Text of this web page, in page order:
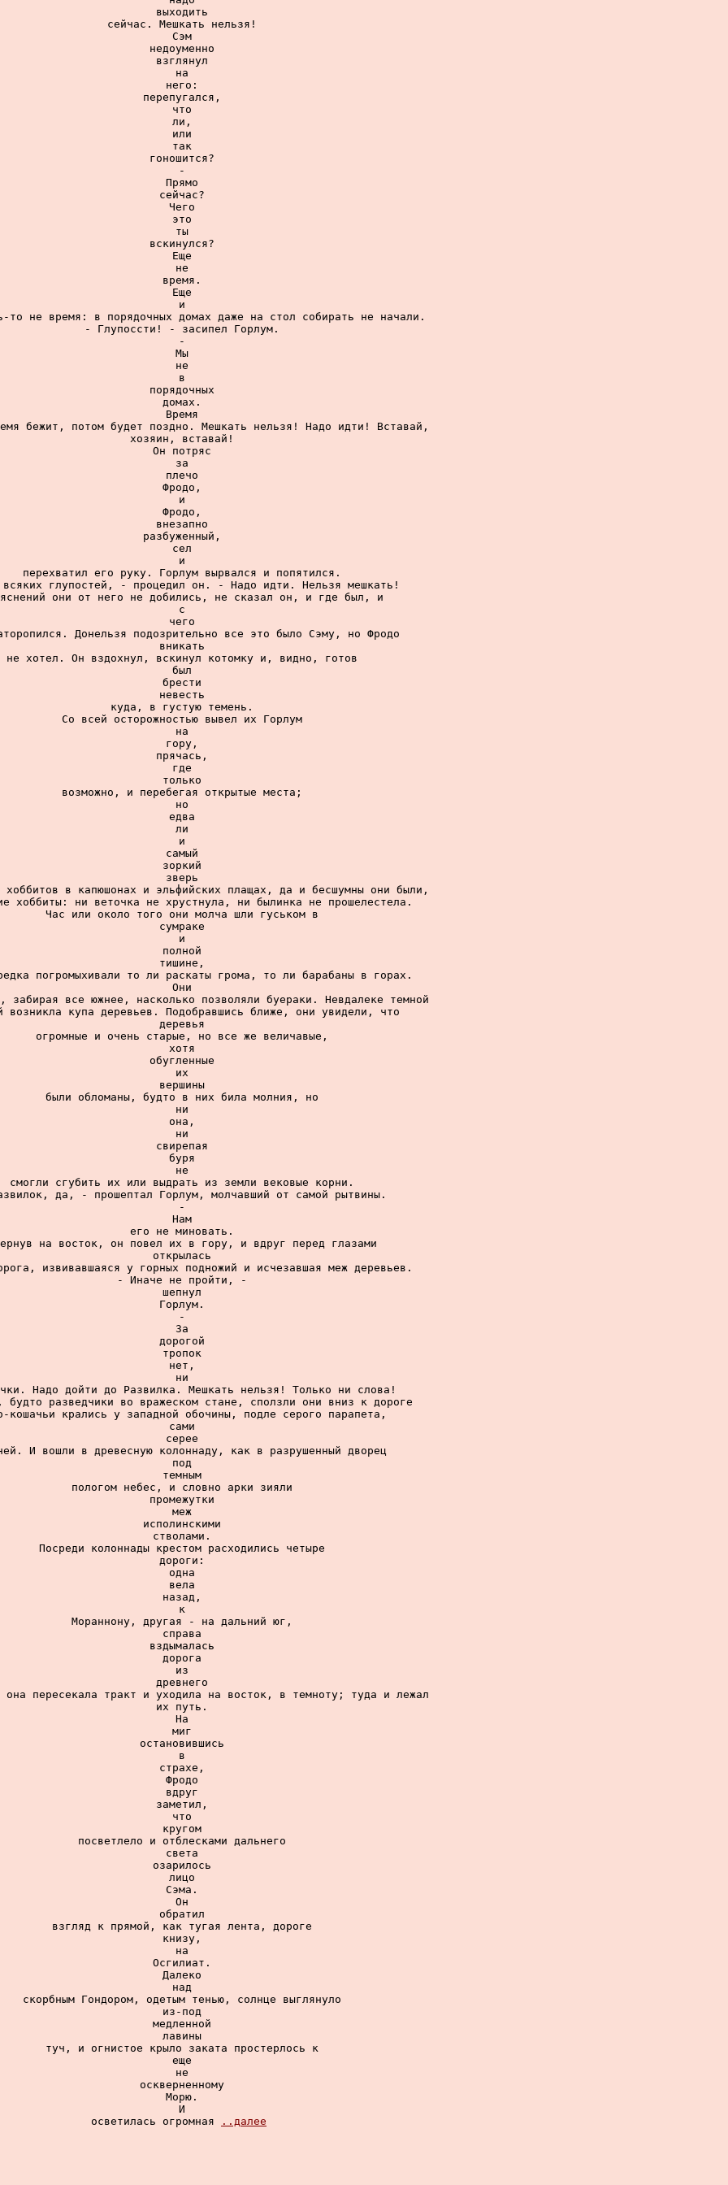
выходить
сейчас. Мешкать нельзя!
Сэм
недоуменно
взглянул
на
него:
перепугался,
что
ли,
или
так
гоношится?
-
Прямо
сейчас?
Чего
это
ты
вскинулся?
Еще
не
время.
Еще
и
то не время: в порядочных домах даже на стол собирать не начали.
- Глупоссти! - засипел Горлум.
-
Мы
не
в
порядочных
домах.
Время
бежит, потом будет поздно. Мешкать нельзя! Надо идти! Вставай,
хозяин, вставай!
Он потряс
за
плечо
Фродо,
и
Фродо,
внезапно
разбуженный,
сел
и
перехватил его руку. Горлум вырвался и попятился.
глупостей, - процедил он. - Надо идти. Нельзя мешкать!
они от него не добились, не сказал он, и где был, и
с
чего
Донельзя подозрительно все это было Сэму, но Фродо
вникать
не хотел. Он вздохнул, вскинул котомку и, видно, готов
был
брести
невесть
куда, в густую темень.
Со всей осторожностью вывел их Горлум
на
гору,
прячась,
где
только
возможно, и перебегая открытые места;
но
едва
ли
и
самый
зоркий
зверь
хоббитов в капюшонах и эльфийских плащах, да и бесшумны они были,
хоббиты: ни веточка не хрустнула, ни былинка не прошелестела.
Час или около того они молча шли гуськом в
сумраке
и
полной
тишине,
погромыхивали то ли раскаты грома, то ли барабаны в горах.
Они
забирая все южнее, насколько позволяли буераки. Невдалеке темной
возникла купа деревьев. Подобравшись ближе, они увидели, что
деревья
огромные и очень старые, но все же величавые,
хотя
обугленные
их
вершины
были обломаны, будто в них била молния, но
ни
она,
ни
свирепая
буря
не
смогли сгубить их или выдрать из земли вековые корни.
да, - прошептал Горлум, молчавший от самой рытвины.
-
Нам
его не миновать.
на восток, он повел их в гору, и вдруг перед глазами
открылась
извивавшаяся у горных подножий и исчезавшая меж деревьев.
- Иначе не пройти, -
шепнул
Горлум.
-
За
дорогой
тропок
нет,
ни
Надо дойти до Развилка. Мешкать нельзя! Только ни слова!
будто разведчики во вражеском стане, сползли они вниз к дороге
кошачьи крались у западной обочины, подле серого парапета,
сами
серее
И вошли в древесную колоннаду, как в разрушенный дворец
под
темным
пологом небес, и словно арки зияли
промежутки
меж
исполинскими
стволами.
Посреди колоннады крестом расходились четыре
дороги:
одна
вела
назад,
к
Мораннону, другая - на дальний юг,
справа
вздымалась
дорога
из
древнего
она пересекала тракт и уходила на восток, в темноту; туда и лежал
их путь.
На
миг
остановившись
в
страхе,
Фродо
вдруг
заметил,
что
кругом
посветлело и отблесками дальнего
света
озарилось
лицо
Сэма.
Он
обратил
взгляд к прямой, как тугая лента, дороге
книзу,
на
Осгилиат.
Далеко
над
скорбным Гондором, одетым тенью, солнце выглянуло
из-под
медленной
лавины
туч, и огнистое крыло заката простерлось к
еще
не
оскверненному
Морю.
И
осветилась огромная
..далее